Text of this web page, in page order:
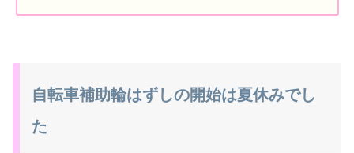
自転車補助輪はずしの開始は夏休みでし
た